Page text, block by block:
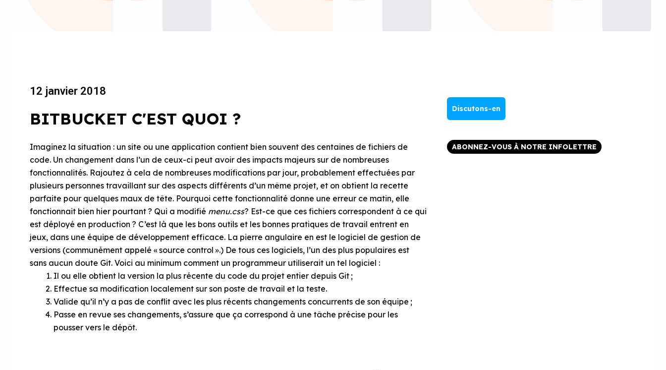
12 janvier 2018
BITBUCKET C'EST QUOI ?
Imaginez la situation : un site ou une application contient bien souvent des centaines de fichiers de
code. Un changement dans l’un de ceux-ci peut avoir des impacts majeurs sur de nombreuses
fonctionnalités. Rajoutez à cela de nombreuses modifications par jour, probablement effectuées par
plusieurs personnes travaillant sur des aspects différents d’un même projet, et on obtient la recette
parfaite pour quelques maux de tête. Pourquoi cette fonctionnalité donne une erreur ce matin, elle
fonctionnait bien hier pourtant ? Qui a modifié menu.css? Est-ce que ces fichiers correspondent à ce qui
est déployé en production ? C’est là que les bons outils et les bonnes pratiques de travail entrent en
jeux, dans une équipe de développement efficace. La pierre angulaire en est le logiciel de gestion de
versions (communément appelé « source control ».) De tous ces logiciels, l’un des plus populaires est
sans aucun doute Git. Voici au minimum comment un programmeur utiliserait un tel logiciel :
Il ou elle obtient la version la plus récente du code du projet entier depuis Git ;
Effectue sa modification localement sur son poste de travail et la teste.
Valide qu’il n’y a pas de conflit avec les plus récents changements concurrents de son équipe ;
Passe en revue ses changements, s’assure que ça correspond à une tâche précise pour les
pousser vers le dépôt.
Discutons-en
ABONNEZ-VOUS À NOTRE INFOLETTRE